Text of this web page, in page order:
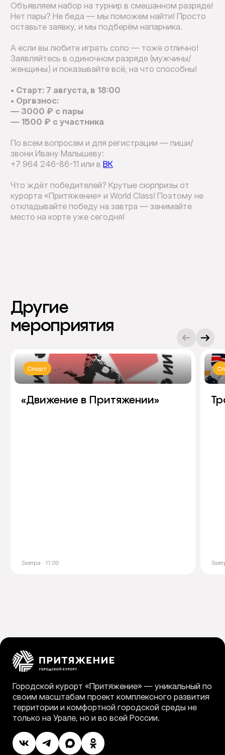
Объявляем набор на турнир в смешанном разряде!
Нет пары? Не беда — мы поможем найти! Просто
оставьте заявку, и мы подберём напарника.
А если вы любите играть соло — тоже отлично!
Заявляйтесь в одиночном разряде (мужчины/
женщины) и показывайте всё, на что способны!
• Старт: 7 августа, в 18:00
• Оргвзнос:
— 3000 ₽ с пары
— 1500 ₽ с участника
По всем вопросам и для регистрации — пиши/
звони Ивану Малышеву:
+7 964 246-86-11 или в ВК
Что ждёт победителей? Крутые сюрпризы от
курорта «Притяжение» и World Class! Поэтому не
откладывайте победу на завтра — занимайте
место на корте уже сегодня!
Другие
мероприятия
Спорт
«Движение в Притяжении»
Завтра · 11:00
Городской курорт «Притяжение» — уникальный по
своим масштабам проект комплексного развития
территории и комфортной городской среды не
только на Урале, но и во всей России.